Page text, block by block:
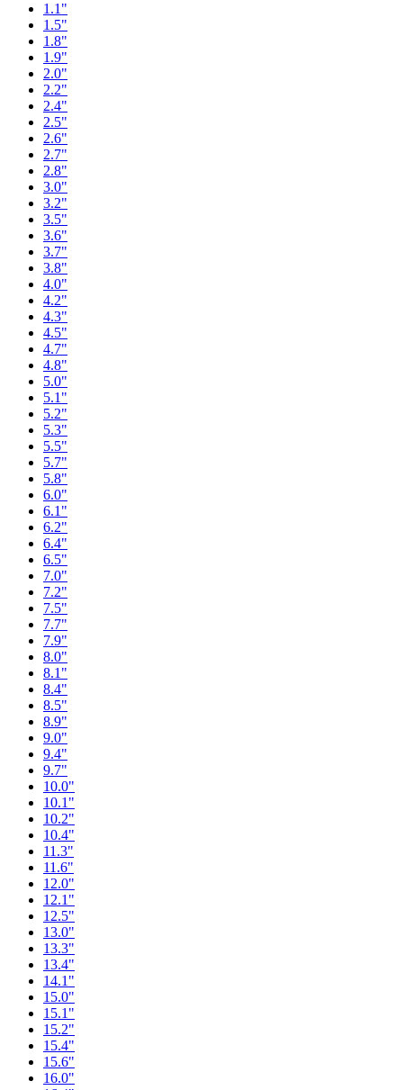
1.1"
1.5"
1.8"
1.9"
2.0"
2.2"
2.4"
2.5"
2.6"
2.7"
2.8"
3.0"
3.2"
3.5"
3.6"
3.7"
3.8"
4.0"
4.2"
4.3"
4.5"
4.7"
4.8"
5.0"
5.1"
5.2"
5.3"
5.5"
5.7"
5.8"
6.0"
6.1"
6.2"
6.4"
6.5"
7.0"
7.2"
7.5"
7.7"
7.9"
8.0"
8.1"
8.4"
8.5"
8.9"
9.0"
9.4"
9.7"
10.0"
10.1"
10.2"
10.4"
11.3"
11.6"
12.0"
12.1"
12.5"
13.0"
13.3"
13.4"
14.1"
15.0"
15.1"
15.2"
15.4"
15.6"
16.0"